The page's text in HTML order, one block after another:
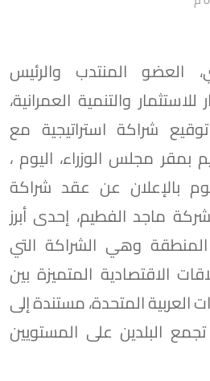
العضو المنتدب والرئيس
والتنمية العمرانية،
شراكة استراتيجية مع
مجلس الوزراء، اليوم ،
بالإعلان عن عقد شراكة
ماجد الفطيم، إحدى أبرز
المنطقة وهي الشراكة التي
الاقتصادية المتميزة بين
العربية المتحدة، مستندة إلى
تجمع البلدين على المستويين